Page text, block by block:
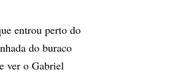
entrou perto do
do buraco
ver o Gabriel